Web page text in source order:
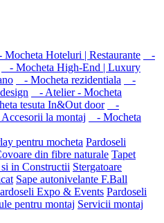
Mocheta Hoteluri | Restaurante
-
- Mocheta High-End | Luxury
- Mocheta rezidentiala
-
- Atelier - Mocheta
tesuta In&Out door
-
la montaj
- Mocheta
pentru mocheta Pardoseli
din fibre naturale Tapet
in Constructii Stergatoare
Sape autonivelante F.Ball
Expo & Events Pardoseli
pentru montaj Servicii montaj